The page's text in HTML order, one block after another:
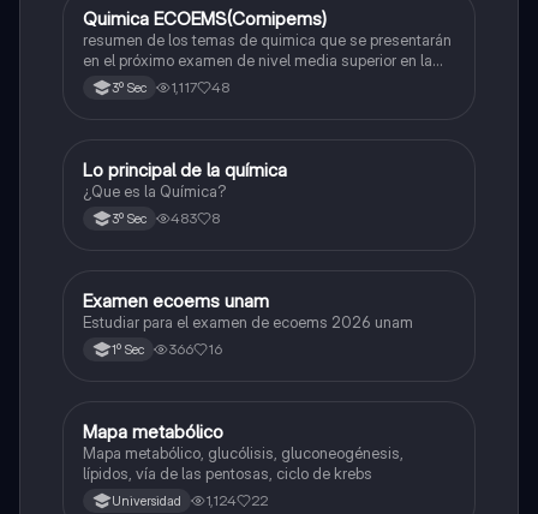
Química
Quimica ECOEMS(Comipems)
resumen de los temas de quimica que se presentarán
en el próximo examen de nivel media superior en la
zona metropolitana de el valle de México
3º Sec 1,117 48
Química
Lo principal de la química
¿Que es la Química?
3º Sec 483 8
Español
Examen ecoems unam
Estudiar para el examen de ecoems 2026 unam
1º Sec 366 16
Biología
Mapa metabólico
Mapa metabólico, glucólisis, gluconeogénesis,
lípidos, vía de las pentosas, ciclo de krebs
Universidad 1,124 22